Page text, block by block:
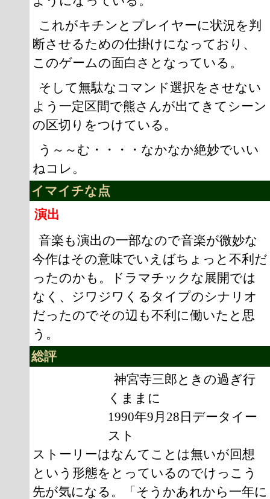
これがキチンとプレイヤーに状況を判
断させるための仕掛けになっており、
このゲームの面白さとなっている。
そして無駄なコマンド選択をさせない
よう一定区間で熊さんが出てきてシーン
の区切りをつけている。
う～～む・・・・なかなか絶妙でいい
ねコレ。
イマイチな点
演出
音楽も演出の一部なので音楽が微妙な
今作はその意味でいえばちょっと不利だ
ったのかも。ドラマチックな展開では
なく、ジワジワくるタイプのシナリオ
だったのでその辺も不利に働いたと思
う。
総評
神宮寺三郎ときの過ぎ行
くままに
1990年9月28日データイー
スト
ストーリーはなんてことは無いが回想
という形態をとっているのでけっこう
先が気になる。「そうかあれから一年に